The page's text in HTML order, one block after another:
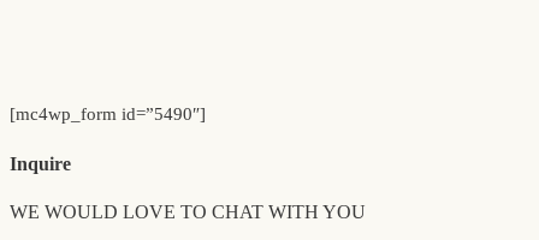
[mc4wp_form id=”5490″]
Inquire
WE WOULD LOVE TO CHAT WITH YOU